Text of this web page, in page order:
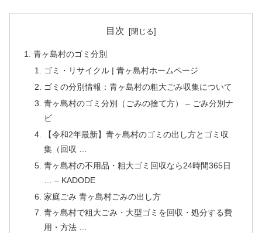
目次
青ヶ島村のゴミ分別
ゴミ・リサイクル | 青ヶ島村ホームページ
ゴミの分別情報：青ヶ島村の粗大ごみ収集について
青ヶ島村のゴミ分別（ごみの捨て方） – ごみ分別ナ
ビ
【令和2年最新】青ヶ島村のゴミの出し方とゴミ収
集（回収 …
青ヶ島村の不用品・粗大ゴミ回収なら24時間365日
… – KADODE
家庭ごみ 青ヶ島村ごみの出し方
青ヶ島村で粗大ごみ・大型ゴミを回収・処分する費
用・方法 …